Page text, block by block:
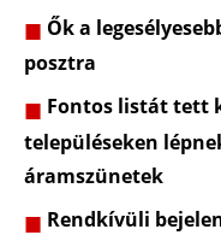
Ők a
posztra
Fontos listát tett
településeken
áramszünetek
Rendkívüli